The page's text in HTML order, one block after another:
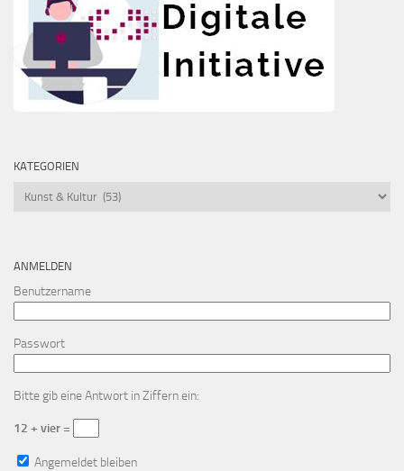
KATEGORIEN
Kategorien
ANMELDEN
Benutzername
Passwort
Bitte gib eine Antwort in Ziffern ein:
12 + vier =
Angemeldet bleiben